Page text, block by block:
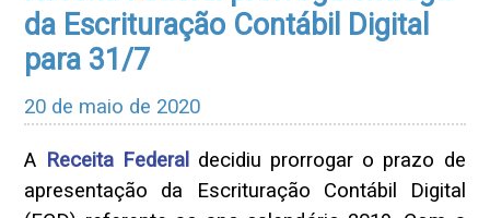
da Escrituração Contábil Digital
para 31/7
20 de maio de 2020
A Receita Federal decidiu prorrogar o prazo de
apresentação da Escrituração Contábil Digital